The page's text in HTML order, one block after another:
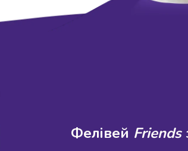
Фелівей Friends